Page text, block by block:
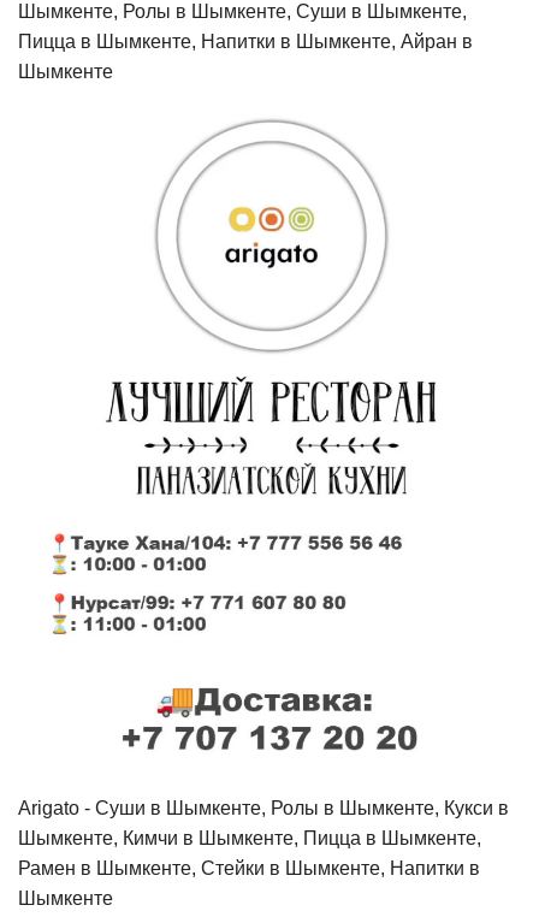
Шымкенте, Ролы в Шымкенте, Суши в Шымкенте,
Пицца в Шымкенте, Напитки в Шымкенте, Айран в
Шымкенте
Arigato - Cуши в Шымкенте, Ролы в Шымкенте, Кукси в
Шымкенте, Кимчи в Шымкенте, Пицца в Шымкенте,
Рамен в Шымкенте, Стейки в Шымкенте, Напитки в
Шымкенте